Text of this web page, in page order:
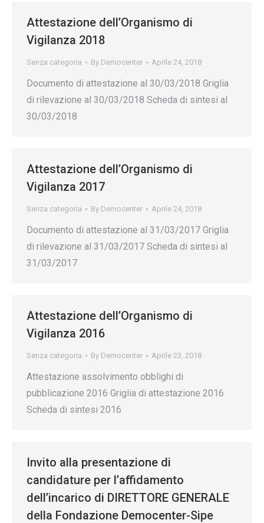
Attestazione dell’Organismo di
Vigilanza 2018
Senza categoria By Democenter Aprile 24, 2018
Documento di attestazione al 30/03/2018 Griglia
di rilevazione al 30/03/2018 Scheda di sintesi al
30/03/2018
Attestazione dell’Organismo di
Vigilanza 2017
Senza categoria By Democenter Aprile 24, 2018
Documento di attestazione al 31/03/2017 Griglia
di rilevazione al 31/03/2017 Scheda di sintesi al
31/03/2017
Attestazione dell’Organismo di
Vigilanza 2016
Senza categoria By Democenter Aprile 23, 2018
Attestazione assolvimento obblighi di
pubblicazione 2016 Griglia di attestazione 2016
Scheda di sintesi 2016
Invito alla presentazione di
candidature per l’affidamento
dell’incarico di DIRETTORE GENERALE
della Fondazione Democenter-Sipe